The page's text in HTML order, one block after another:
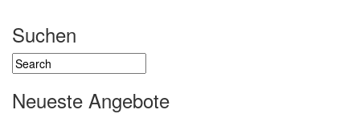
Suchen
Neueste Angebote